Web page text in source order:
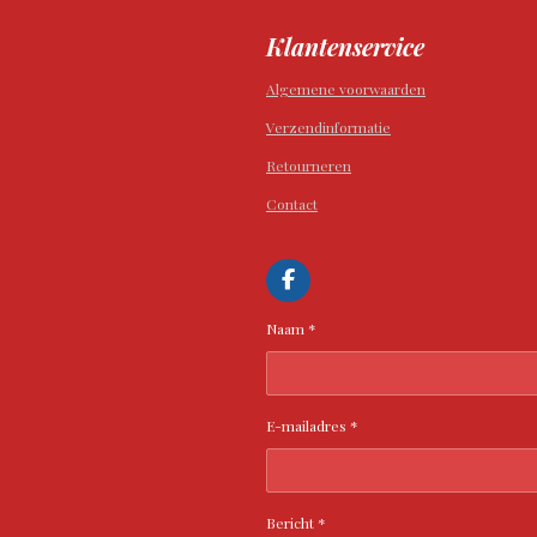
Klantenservice
Algemene voorwaarden
Verzendinformatie
Retourneren
Contact
F
a
c
o
k
Naam *
E-mailadres *
Bericht *